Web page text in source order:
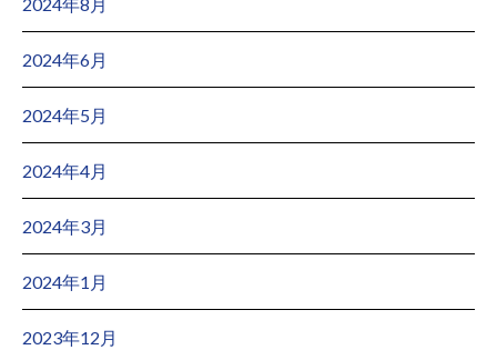
2024年6月
2024年5月
2024年4月
2024年3月
2024年1月
2023年12月